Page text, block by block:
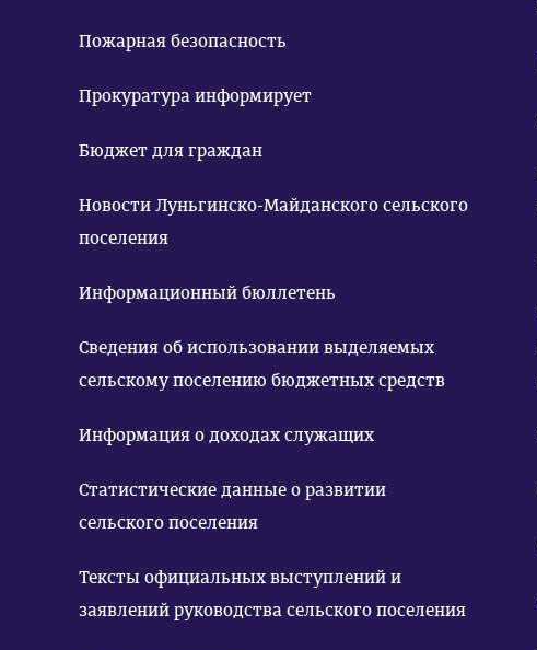
Пожарная безопасность
Прокуратура информирует
Бюджет для граждан
Новости Луньгинско-Майданского сельского
поселения
Информационный бюллетень
Сведения об использовании выделяемых
сельскому поселению бюджетных средств
Информация о доходах служащих
Статистические данные о развитии
сельского поселения
Тексты официальных выступлений и
заявлений руководства сельского поселения